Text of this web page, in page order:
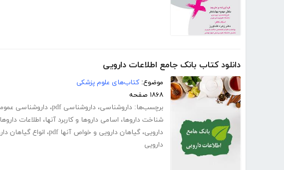
دانلود کتاب بانک جامع اطلاعات دارویی
موضوع: کتاب‌های علوم پزشکی
۱۸۶۸ صفحه
برچسب‌ها: داروشناسی، داروشناسی pdf ، داروشناسی
شناخت داروها، اسامی داروها و کاربرد آنها، اطلاعات داروها
دارویی، گیاهان دارویی و خواص آنها pdf ، انواع گیاهان
دارویی